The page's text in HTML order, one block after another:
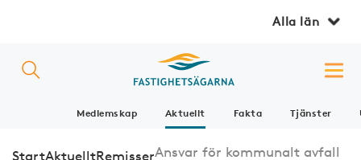
Alla län
Medlemskap Aktuellt Fakta Tjänster
StartAktuelltRemisserAnsvar för kommunalt avfall